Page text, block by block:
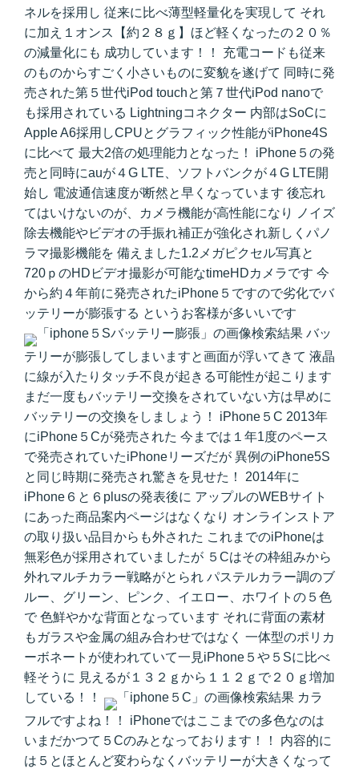
ネルを採用し 従来に比べ薄型軽量化を実現して それ
に加え１オンス【約２８ｇ】ほど軽くなったの２０％
の減量化にも 成功しています！！ 充電コードも従来
のものからすごく小さいものに変貌を遂げて 同時に発
売された第５世代iPod touchと第７世代iPod nanoで
も採用されている Lightningコネクター 内部はSoCに
Apple A6採用しCPUとグラフィック性能がiPhone4S
に比べて 最大2倍の処理能力となった！ iPhone５の発
売と同時にauが４G LTE、ソフトバンクが４G LTE開
始し 電波通信速度が断然と早くなっています 後忘れ
てはいけないのが、カメラ機能が高性能になり ノイズ
除去機能やビデオの手振れ補正が強化され新しくパノ
ラマ撮影機能を 備えました1.2メガピクセル写真と
720ｐのHDビデオ撮影が可能なtimeHDカメラです 今
から約４年前に発売されたiPhone５ですので劣化でバ
ッテリーが膨張する というお客様が多いいです
バッ
テリーが膨張してしまいますと画面が浮いてきて 液晶
に線が入たりタッチ不良が起きる可能性が起こります
まだ一度もバッテリー交換をされていない方は早めに
バッテリーの交換をしましょう！ iPhone５C 2013年
にiPhone５Cが発売された 今までは１年1度のペース
で発売されていたiPhoneリーズだが 異例のiPhone5S
と同じ時期に発売され驚きを見せた！ 2014年に
iPhone６と６plusの発表後に アップルのWEBサイト
にあった商品案内ページはなくなり オンラインストア
の取り扱い品目からも外された これまでのiPhoneは
無彩色が採用されていましたが ５Cはその枠組みから
外れマルチカラー戦略がとられ パステルカラー調のブ
ルー、グリーン、ピンク、イエロー、ホワイトの５色
で 色鮮やかな背面となっています それに背面の素材
もガラスや金属の組み合わせではなく 一体型のポリカ
ーボネートが使われていて一見iPhone５や５Sに比べ
軽そうに 見えるが１３２ｇから１１２ｇで２０ｇ増加
している！！
カラ
フルですよね！！ iPhoneではここまでの多色なのは
いまだかつて５Cのみとなっております！！ 内容的に
は５とほとんど変わらなくバッテリーが大きくなって